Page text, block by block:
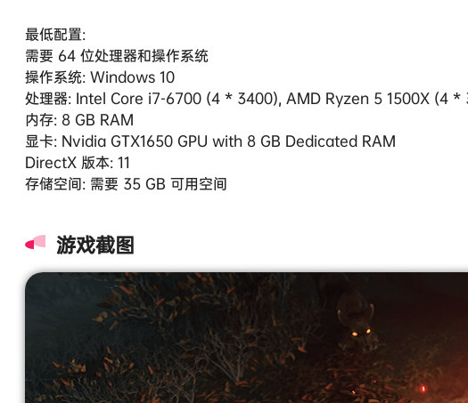
最低配置:
需要 64 位处理器和操作系统
操作系统: Windows 10
处理器: Intel Core i7-6700 (4 * 3400), AMD Ryzen 5 1500X (4 *
内存: 8 GB RAM
显卡: Nvidia GTX1650 GPU with 8 GB Dedicated RAM
DirectX 版本: 11
存储空间: 需要 35 GB 可用空间
游戏截图